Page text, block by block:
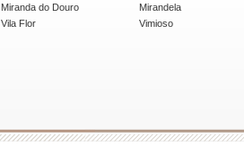
Miranda do Douro
Mirandela
Vila Flor Vimioso